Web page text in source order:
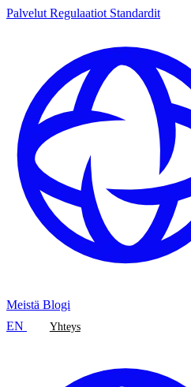
Palvelut Regulaatiot Standardit
Meistä Blogi
EN
Yhteys